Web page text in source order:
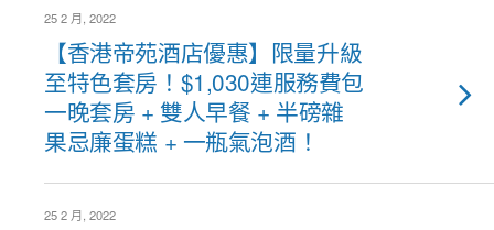
25 2 月, 2022
【香港帝苑酒店優惠】限量升級
至特色套房！$1,030連服務費包
一晚套房 + 雙人早餐 + 半磅雜
果忌廉蛋糕 + 一瓶氣泡酒！
25 2 月, 2022